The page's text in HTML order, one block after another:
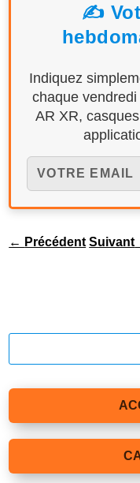
✍️
Indiquez
chaque
AR XR,
← Précédent Suivant